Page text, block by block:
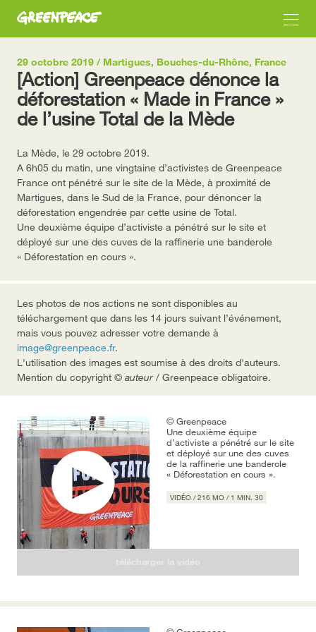
29 octobre 2019 / Martigues, Bouches-du-Rhône, France
[Action] Greenpeace dénonce la
déforestation « Made in France »
de l’usine Total de la Mède
La Mède, le 29 octobre 2019.
A 6h05 du matin, une vingtaine d’activistes de Greenpeace
France ont pénétré sur le site de la Mède, à proximité de
Martigues, dans le Sud de la France, pour dénoncer la
déforestation engendrée par cette usine de Total.
Une deuxième équipe d’activiste a pénétré sur le site et
déployé sur une des cuves de la raffinerie une banderole
« Déforestation en cours ».
Les photos de nos actions ne sont disponibles au
téléchargement que dans les 14 jours suivant l’événement,
mais vous pouvez adresser votre demande à
image@greenpeace.fr.
L'utilisation des images est soumise à des droits d'auteurs.
Mention du copyright © auteur/ Greenpeace obligatoire.
© Greenpeace
Une deuxième équipe
d’activiste a pénétré sur le site
et déployé sur une des cuves
de la raffinerie une banderole
« Déforestation en cours ».
VIDÉO / 216 MO / 1 MIN. 30